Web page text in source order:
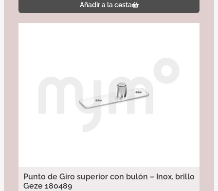
Añadir a la cesta
Punto de Giro superior con bulón – Inox. brillo
Geze 180489